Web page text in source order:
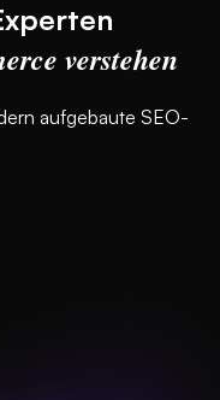
verstehen
aufgebaute SEO-